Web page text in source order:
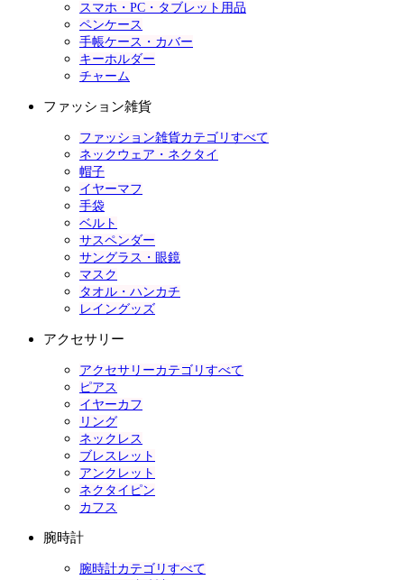
スマホ・PC・タブレット用品
ペンケース
手帳ケース・カバー
キーホルダー
チャーム
ファッション雑貨
ファッション雑貨カテゴリすべて
ネックウェア・ネクタイ
帽子
イヤーマフ
手袋
ベルト
サスペンダー
サングラス・眼鏡
マスク
タオル・ハンカチ
レイングッズ
アクセサリー
アクセサリーカテゴリすべて
ピアス
イヤーカフ
リング
ネックレス
ブレスレット
アンクレット
ネクタイピン
カフス
腕時計
腕時計カテゴリすべて